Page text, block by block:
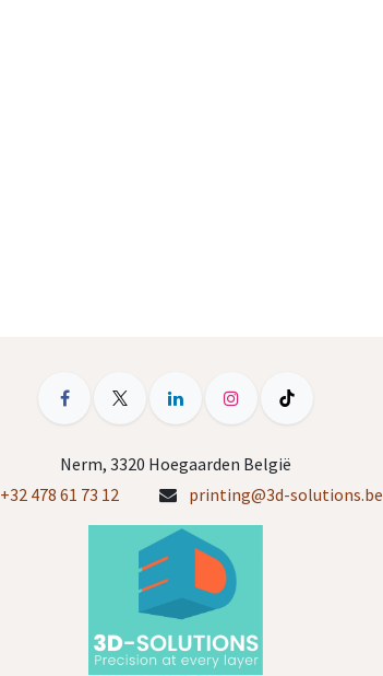
Nerm, 3320 Hoegaarden België
+32 478 61 73 12
printing@3d-solutions.be